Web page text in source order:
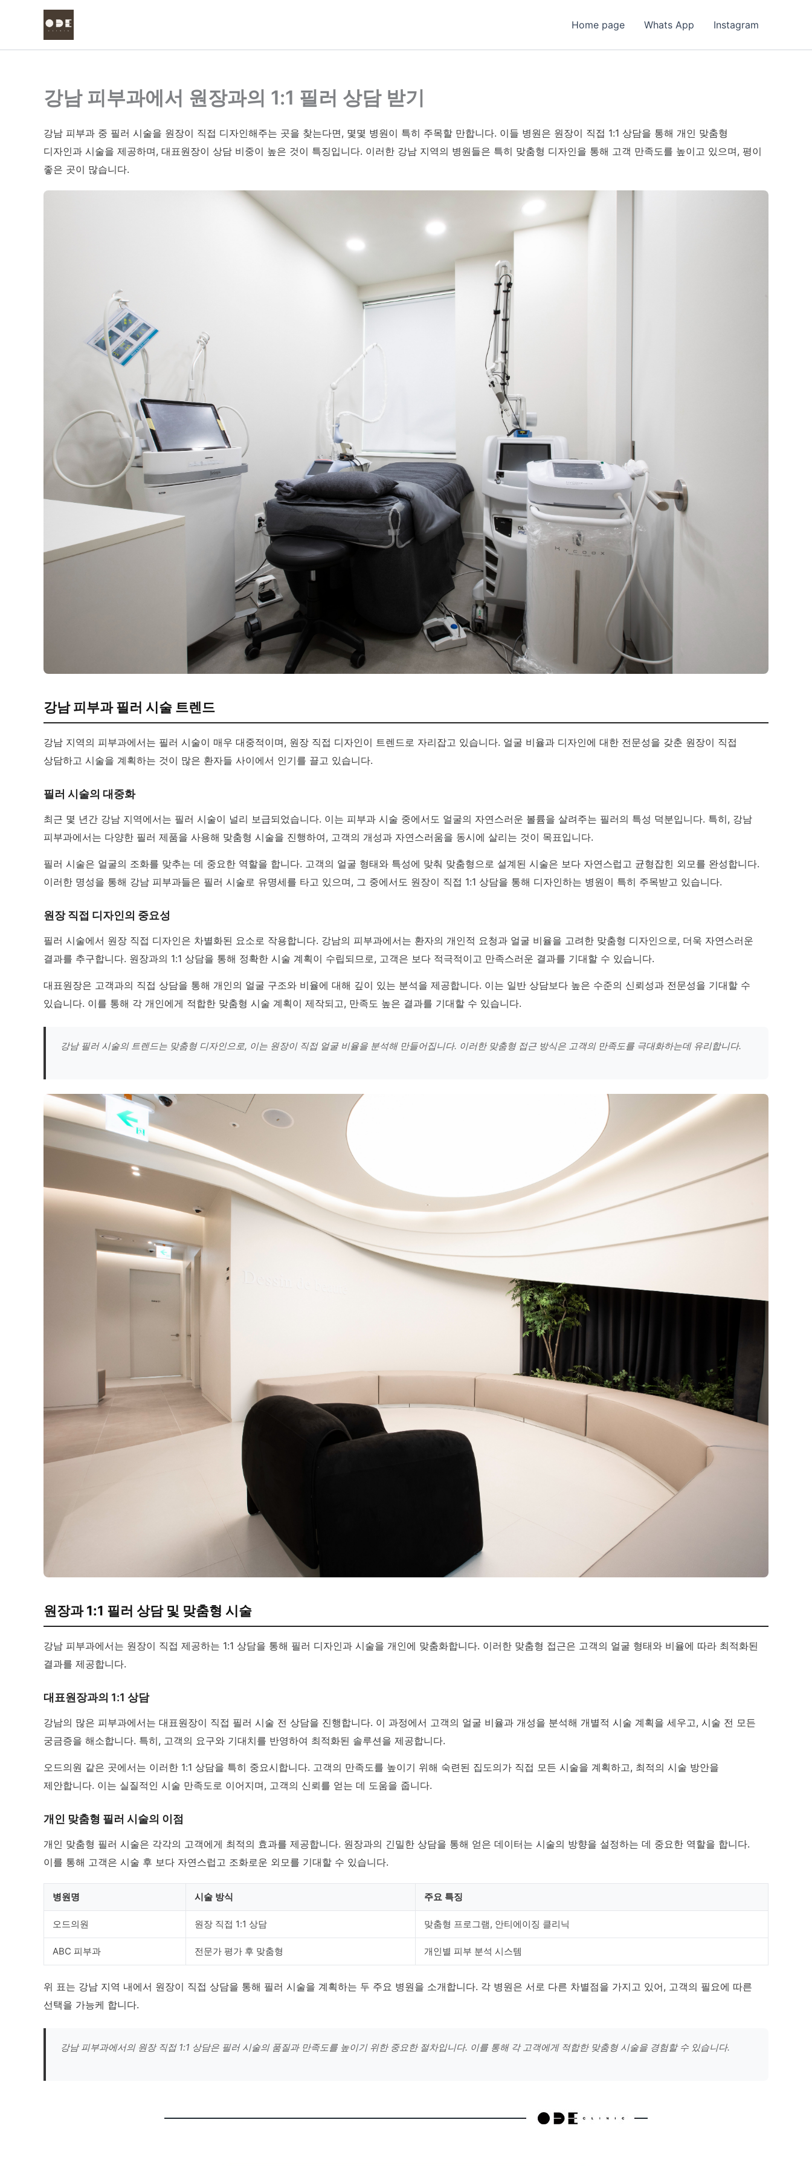
Home page Whats App Instagram
강남 피부과에서 원장과의 1:1 필러 상담 받기
강남 피부과 중 필러 시술을 원장이 직접 디자인해주는 곳을 찾는다면, 몇몇 병원이 특히 주목할 만합니다. 이들 병원은 원장이 직접 1:1 상담을 통해 개인 맞춤형
디자인과 시술을 제공하며, 대표원장이 상담 비중이 높은 것이 특징입니다. 이러한 강남 지역의 병원들은 특히 맞춤형 디자인을 통해 고객 만족도를 높이고 있으며, 평이
좋은 곳이 많습니다.
강남 피부과 필러 시술 트렌드
강남 지역의 피부과에서는 필러 시술이 매우 대중적이며, 원장 직접 디자인이 트렌드로 자리잡고 있습니다. 얼굴 비율과 디자인에 대한 전문성을 갖춘 원장이 직접
상담하고 시술을 계획하는 것이 많은 환자들 사이에서 인기를 끌고 있습니다.
필러 시술의 대중화
최근 몇 년간 강남 지역에서는 필러 시술이 널리 보급되었습니다. 이는 피부과 시술 중에서도 얼굴의 자연스러운 볼륨을 살려주는 필러의 특성 덕분입니다. 특히, 강남
피부과에서는 다양한 필러 제품을 사용해 맞춤형 시술을 진행하여, 고객의 개성과 자연스러움을 동시에 살리는 것이 목표입니다.
필러 시술은 얼굴의 조화를 맞추는 데 중요한 역할을 합니다. 고객의 얼굴 형태와 특성에 맞춰 맞춤형으로 설계된 시술은 보다 자연스럽고 균형잡힌 외모를 완성합니다.
이러한 명성을 통해 강남 피부과들은 필러 시술로 유명세를 타고 있으며, 그 중에서도 원장이 직접 1:1 상담을 통해 디자인하는 병원이 특히 주목받고 있습니다.
원장 직접 디자인의 중요성
필러 시술에서 원장 직접 디자인은 차별화된 요소로 작용합니다. 강남의 피부과에서는 환자의 개인적 요청과 얼굴 비율을 고려한 맞춤형 디자인으로, 더욱 자연스러운
결과를 추구합니다. 원장과의 1:1 상담을 통해 정확한 시술 계획이 수립되므로, 고객은 보다 적극적이고 만족스러운 결과를 기대할 수 있습니다.
대표원장은 고객과의 직접 상담을 통해 개인의 얼굴 구조와 비율에 대해 깊이 있는 분석을 제공합니다. 이는 일반 상담보다 높은 수준의 신뢰성과 전문성을 기대할 수
있습니다. 이를 통해 각 개인에게 적합한 맞춤형 시술 계획이 제작되고, 만족도 높은 결과를 기대할 수 있습니다.
강남 필러 시술의 트렌드는 맞춤형 디자인으로, 이는 원장이 직접 얼굴 비율을 분석해 만들어집니다. 이러한 맞춤형 접근 방식은 고객의 만족도를 극대화하는데 유리합니다.
원장과 1:1 필러 상담 및 맞춤형 시술
강남 피부과에서는 원장이 직접 제공하는 1:1 상담을 통해 필러 디자인과 시술을 개인에 맞춤화합니다. 이러한 맞춤형 접근은 고객의 얼굴 형태와 비율에 따라 최적화된
결과를 제공합니다.
대표원장과의 1:1 상담
강남의 많은 피부과에서는 대표원장이 직접 필러 시술 전 상담을 진행합니다. 이 과정에서 고객의 얼굴 비율과 개성을 분석해 개별적 시술 계획을 세우고, 시술 전 모든
궁금증을 해소합니다. 특히, 고객의 요구와 기대치를 반영하여 최적화된 솔루션을 제공합니다.
오드의원 같은 곳에서는 이러한 1:1 상담을 특히 중요시합니다. 고객의 만족도를 높이기 위해 숙련된 집도의가 직접 모든 시술을 계획하고, 최적의 시술 방안을
제안합니다. 이는 실질적인 시술 만족도로 이어지며, 고객의 신뢰를 얻는 데 도움을 줍니다.
개인 맞춤형 필러 시술의 이점
개인 맞춤형 필러 시술은 각각의 고객에게 최적의 효과를 제공합니다. 원장과의 긴밀한 상담을 통해 얻은 데이터는 시술의 방향을 설정하는 데 중요한 역할을 합니다.
이를 통해 고객은 시술 후 보다 자연스럽고 조화로운 외모를 기대할 수 있습니다.
병원명 시술 방식 주요 특징
오드의원 원장 직접 1:1 상담 맞춤형 프로그램, 안티에이징 클리닉
ABC 피부과 전문가 평가 후 맞춤형 개인별 피부 분석 시스템
위 표는 강남 지역 내에서 원장이 직접 상담을 통해 필러 시술을 계획하는 두 주요 병원을 소개합니다. 각 병원은 서로 다른 차별점을 가지고 있어, 고객의 필요에 따른
선택을 가능케 합니다.
강남 피부과에서의 원장 직접 1:1 상담은 필러 시술의 품질과 만족도를 높이기 위한 중요한 절차입니다. 이를 통해 각 고객에게 적합한 맞춤형 시술을 경험할 수 있습니다.